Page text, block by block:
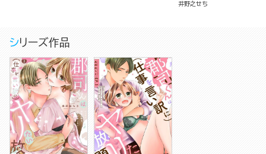
井野之せち
シリーズ作品